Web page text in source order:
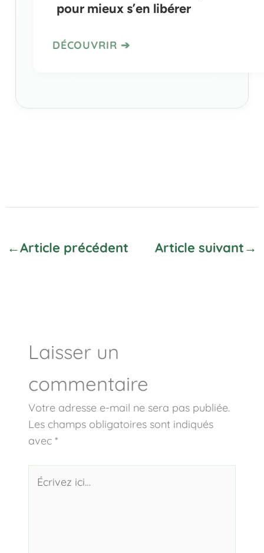
pour mieux s’en libérer
←Article précédent Article suivant→
Laisser un
commentaire
Votre adresse e-mail ne sera pas publiée.
Les champs obligatoires sont indiqués
avec*
ici…